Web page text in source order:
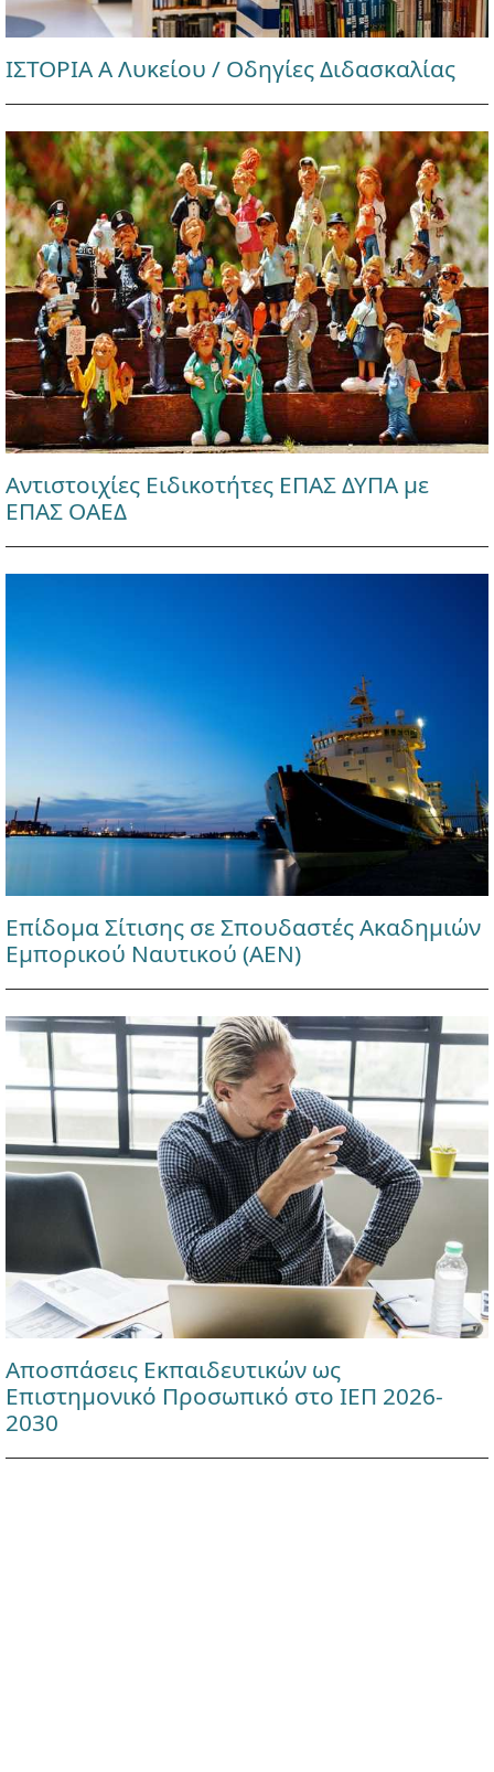
ΙΣΤΟΡΙΑ Α Λυκείου / Οδηγίες Διδασκαλίας
Αντιστοιχίες Ειδικοτήτες ΕΠΑΣ ΔΥΠΑ με
ΕΠΑΣ ΟΑΕΔ
Επίδομα Σίτισης σε Σπουδαστές Ακαδημιών
Εμπορικού Ναυτικού (ΑΕΝ)
Αποσπάσεις Εκπαιδευτικών ως
Επιστημονικό Προσωπικό στο ΙΕΠ 2026-
2030